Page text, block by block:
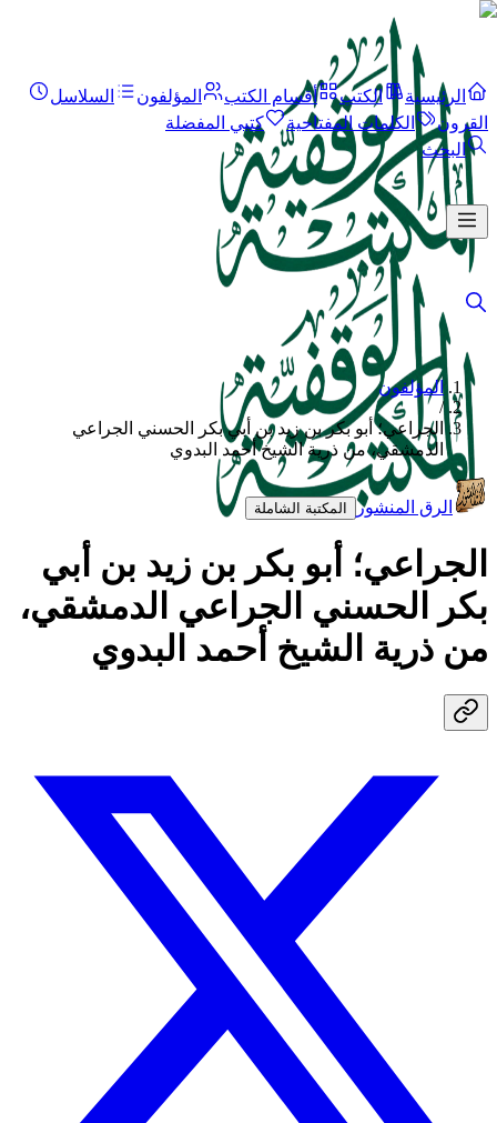
الرئيسية الكتب أقسام الكتب المؤلفون
السلاسل
القرون
الكلمات المفتاحية
كتبي المفضلة
البحث
المؤلفون
/
الجراعي؛ أبو بكر بن زيد بن أبي بكر الحسني الجراعي
الدمشقي، من ذرية الشيخ أحمد البدوي
الرق المنشور المكتبة الشاملة
الجراعي؛ أبو بكر بن زيد بن أبي
بكر الحسني الجراعي الدمشقي،
من ذرية الشيخ أحمد البدوي